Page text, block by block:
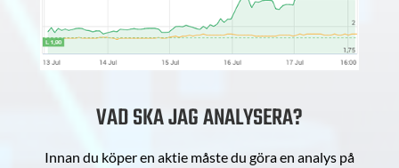
VAD SKA JAG ANALYSERA?
Innan du köper en aktie måste du göra en analys på